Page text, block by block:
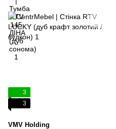
3
3
VMV Holding